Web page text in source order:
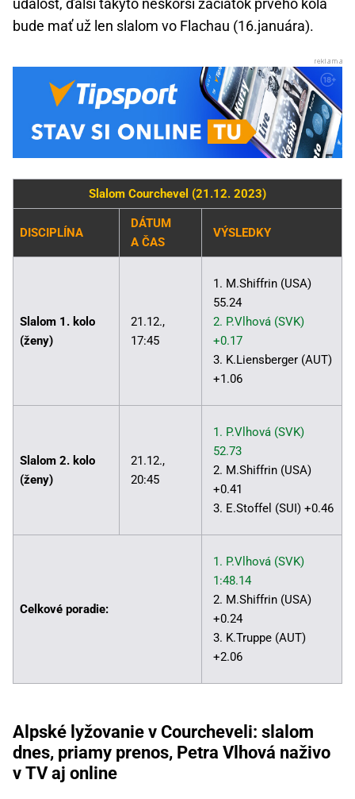
udalosť, ďalší takýto neskorší začiatok prvého kola
bude mať už len slalom vo Flachau (16.januára).
Slalom Courchevel (21.12. 2023)
DISCIPLÍNA
DÁTUM
A ČAS
VÝSLEDKY
Slalom 1. kolo
(ženy)
21.12.,
17:45
1. M.Shiffrin (USA)
55.24
2. P.Vlhová (SVK)
+0.17
3. K.Liensberger (AUT)
+1.06
Slalom 2. kolo
(ženy)
21.12.,
20:45
1. P.Vlhová (SVK)
52.73
2. M.Shiffrin (USA)
+0.41
3. E.Stoffel (SUI) +0.46
Celkové poradie:
1. P.Vlhová (SVK)
1:48.14
2. M.Shiffrin (USA)
+0.24
3. K.Truppe (AUT)
+2.06
Alpské lyžovanie v Courcheveli: slalom
dnes, priamy prenos, Petra Vlhová naživo
v TV aj online